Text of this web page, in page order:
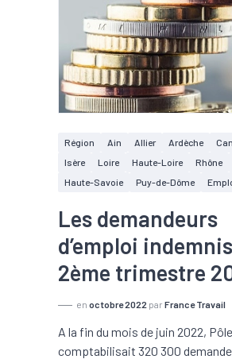
Région Ain Allier Ardèche
Isère
Loire Haute-Loire Rhône
Haute-Savoie
Puy-de-Dôme
Les demandeurs
d’emploi
2ème trimestre
en octobre 2022 par France Travail
A la fin du mois de juin 2022,
comptabilisait 320 300